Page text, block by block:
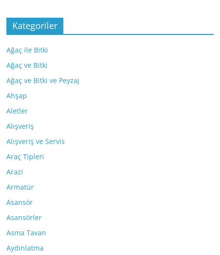
Kategoriler
Ağaç ile Bitki
Ağaç ve Bitki
Ağaç ve Bitki ve Peyzaj
Ahşap
Aletler
Alışveriş
Alışveriş ve Servis
Araç Tipleri
Arazi
Armatür
Asansör
Asansörler
Asma Tavan
Aydınlatma